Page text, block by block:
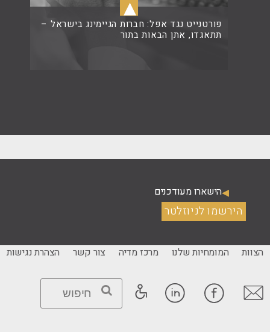
▴
פורטנייט נגד אפל: חברות הגיימינג בישראל –
תתאגדו, אתן הבאות בתור
הישארו מעודכנים
הירשמו לניוזלטר
הצוות המומחיות שלנו מרכז מדיה צור קשר הצהרת נגישות